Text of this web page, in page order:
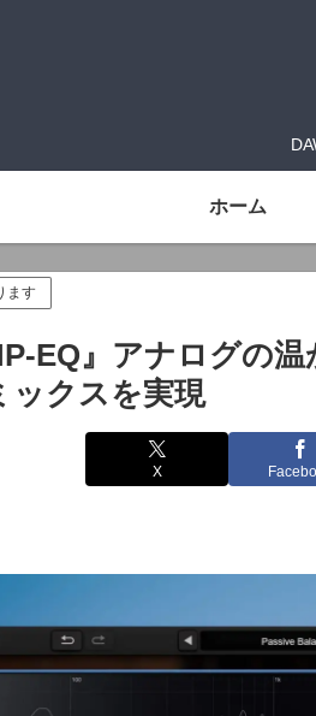
ホーム
ます
EQ』アナログの
ックスを実現
X